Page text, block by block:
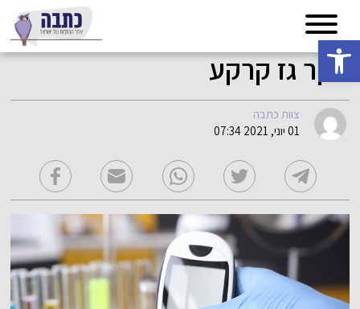
פתח סרגל נגישות
סקר גז קרקע
צוות כתבה
01 יוני, 2021 07:34